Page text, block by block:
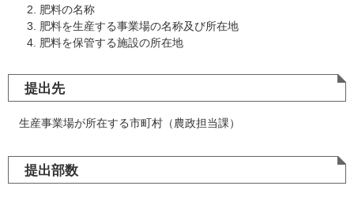
肥料の名称
肥料を生産する事業場の名称及び所在地
肥料を保管する施設の所在地
提出先
生産事業場が所在する市町村（農政担当課）
提出部数